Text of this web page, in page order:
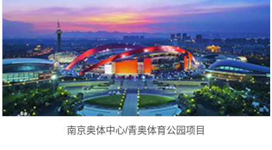
南京奥体中心/青奥体育公园项目